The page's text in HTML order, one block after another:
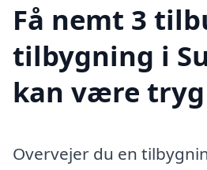
Få nemt 3
tilbygning i
kan være tryg
Overvejer du en